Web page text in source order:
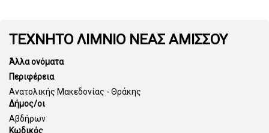
ΤΕΧΝΗΤΟ ΛΙΜΝΙΟ ΝΕΑΣ ΑΜΙΣΣΟΥ
Άλλα ονόματα
Περιφέρεια
Ανατολικής Μακεδονίας - Θράκης
Δήμος/οι
Αβδήρων
Κωδικός